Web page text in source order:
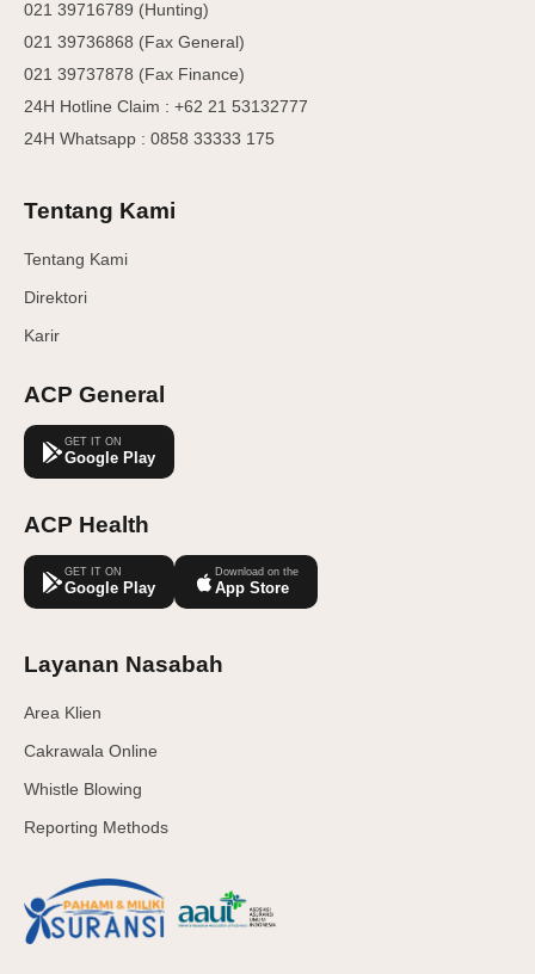
021 39716789 (Hunting)
021 39736868 (Fax General)
021 39737878 (Fax Finance)
24H Hotline Claim : +62 21 53132777
24H Whatsapp : 0858 33333 175
Tentang Kami
Tentang Kami
Direktori
Karir
ACP General
GET IT ON
Google Play
ACP Health
GET IT ON
Google Play
Download on the
App Store
Layanan Nasabah
Area Klien
Cakrawala Online
Whistle Blowing
Reporting Methods